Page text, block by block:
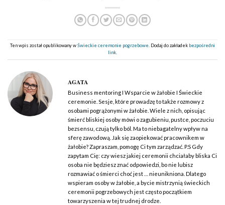
Ten wpis został opublikowany wŚwieckie ceremonie pogrzebowe. Dodaj do zakładek bezpośredni
link.
AGATA
Business mentoring I Wsparcie w żałobie I Świeckie
ceremonie. Sesje, które prowadzę to także rozmowy z
osobami pogrążonymi w żałobie. Wiele z nich, opisując
śmierć bliskiej osoby mówi o zagubieniu, pustce, poczuciu
bezsensu, czują tylko ból. Ma to niebagatelny wpływ na
sferę zawodową. Jak się zaopiekować pracownikem w
żałobie? Zapraszam, pomogę Ci tym zarządzać. P.S Gdy
zapytam Cię: czy wiesz jakiej ceremonii chciałaby bliska Ci
osoba nie będziesz znać odpowiedzi, bo nie lubisz
rozmawiać o śmierci choć jest … nieunikniona. Dlatego
wspieram osoby w żałobie, a bycie mistrzynią świeckich
ceremonii pogrzebowych jest często początkiem
towarzyszenia w tej trudnej drodze.